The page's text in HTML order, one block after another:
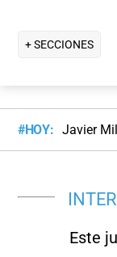
+ SECCIONES
#HOY: Javier
Este